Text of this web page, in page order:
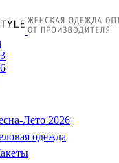
Лето 2026
одежда